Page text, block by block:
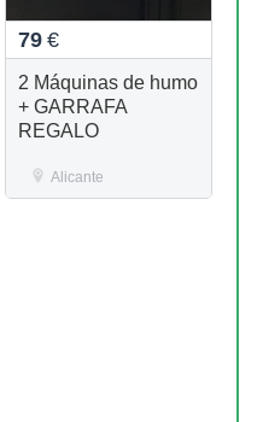
79 €
2 Máquinas de humo
+ GARRAFA
REGALO
Alicante